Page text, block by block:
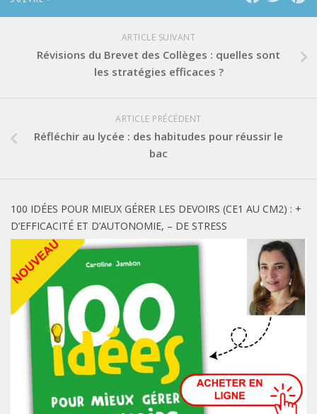
ARTICLE SUIVANT
Révisions du Brevet des Collèges : quelles sont
les stratégies efficaces ?
ARTICLE PRÉCÉDENT
Réfléchir au lycée : des habitudes pour réussir le
bac
100 IDÉES POUR MIEUX GÉRER LES DEVOIRS (CE1 AU CM2) : +
D’EFFICACITÉ ET D’AUTONOMIE, – DE STRESS